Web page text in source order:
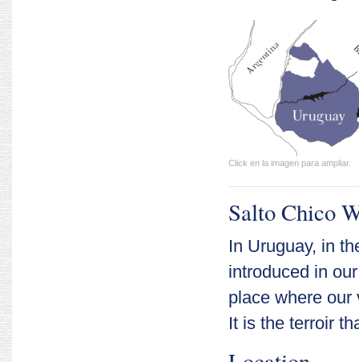
Click en la imagen para ampliar.
Salto Chico
In Uruguay, in
introduced in
place where our
It is the terroir